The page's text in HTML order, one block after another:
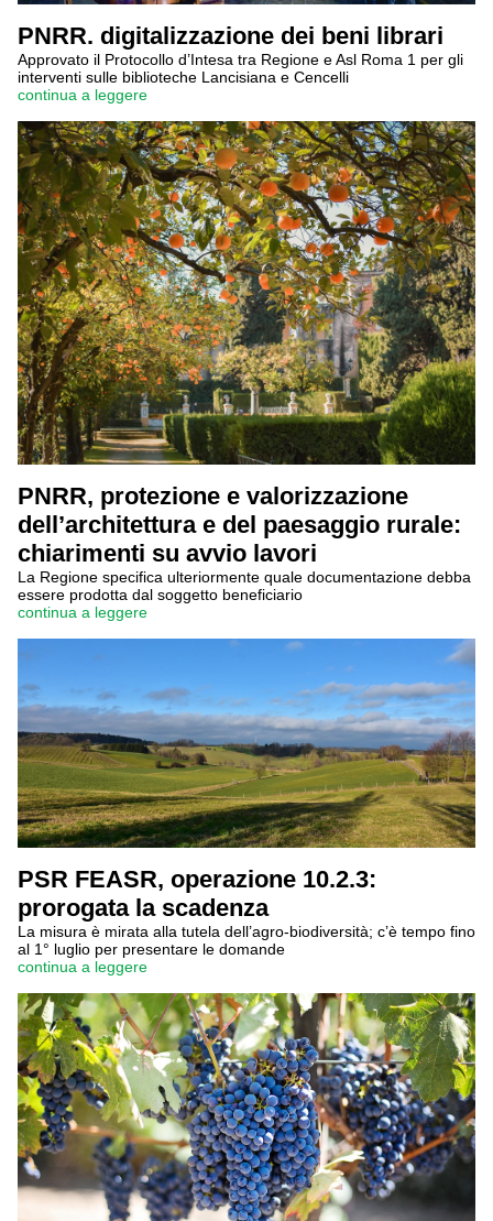
PNRR. digitalizzazione dei beni librari
Approvato il Protocollo d’Intesa tra Regione e Asl Roma 1 per gli
interventi sulle biblioteche Lancisiana e Cencelli
continua a leggere
PNRR, protezione e valorizzazione
dell’architettura e del paesaggio rurale:
chiarimenti su avvio lavori
La Regione specifica ulteriormente quale documentazione debba
essere prodotta dal soggetto beneficiario
continua a leggere
PSR FEASR, operazione 10.2.3:
prorogata la scadenza
La misura è mirata alla tutela dell’agro-biodiversità; c’è tempo fino
al 1° luglio per presentare le domande
continua a leggere